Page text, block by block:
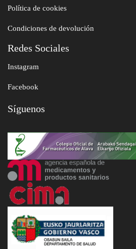
Política de cookies
Condiciones de devolución
Redes Sociales
Instagram
Facebook
Síguenos